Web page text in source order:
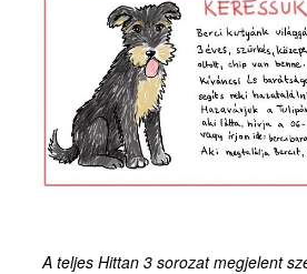
A teljes Hittan 3 sorozat megjelent